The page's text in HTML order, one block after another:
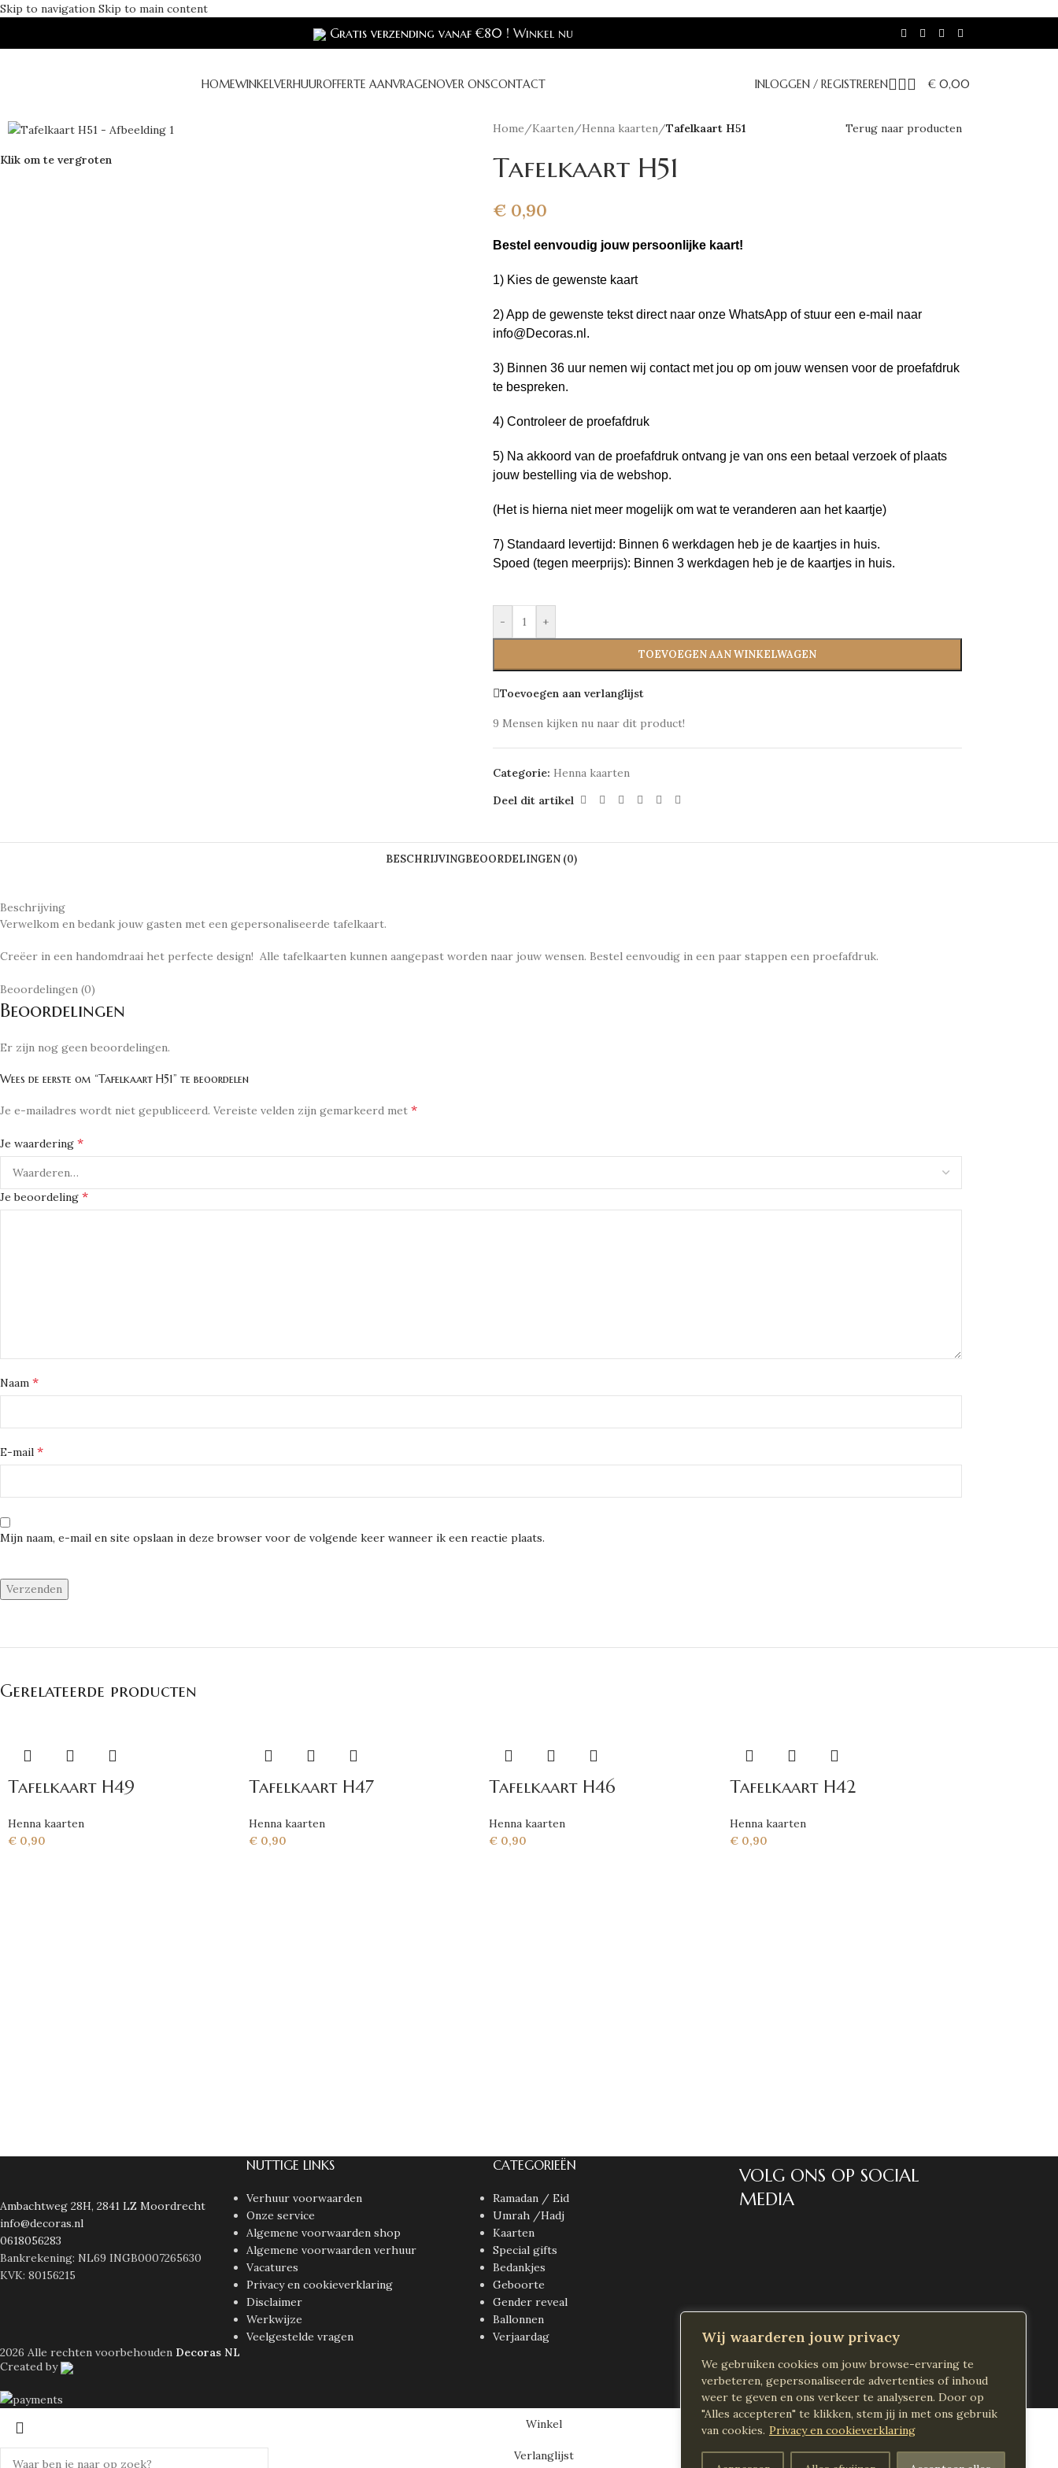
Wij waarderen jouw privacy
We gebruiken cookies om jouw browse-ervaring te
verbeteren, gepersonaliseerde advertenties of inhoud
weer te geven en ons verkeer te analyseren. Door op
"Alles accepteren" te klikken, stem jij in met ons gebruik
van cookies. Privacy en cookieverklaring
Skip to navigation Skip to main content
Gratis verzending vanaf €80 ! Winkel nu
HOMEWINKELVERHUUROFFERTE AANVRAGENOVER ONSCONTACT INLOGGEN / REGISTREREN € 0,00
Klik om te vergroten
Home/Kaarten/Henna kaarten/Tafelkaart H51 Terug naar producten
Tafelkaart H51
€0,90
Bestel eenvoudig jouw persoonlijke kaart!
1) Kies de gewenste kaart
2) App de gewenste tekst direct naar onze WhatsApp of stuur een e-mail naar
info@Decoras.nl.
3) Binnen 36 uur nemen wij contact met jou op om jouw wensen voor de proefafdruk
te bespreken.
4) Controleer de proefafdruk
5) Na akkoord van de proefafdruk ontvang je van ons een betaal verzoek of plaats
jouw bestelling via de webshop.
(Het is hierna niet meer mogelijk om wat te veranderen aan het kaartje)
7) Standaard levertijd: Binnen 6 werkdagen heb je de kaartjes in huis.
Spoed (tegen meerprijs): Binnen 3 werkdagen heb je de kaartjes in huis.
- +
TOEVOEGEN AAN WINKELWAGEN
Toevoegen aan verlanglijst
9 Mensen kijken nu naar dit product!
Categorie: Henna kaarten
Deel dit artikel
BESCHRIJVINGBEOORDELINGEN (0)
Beschrijving
Verwelkom en bedank jouw gasten met een gepersonaliseerde tafelkaart.
Creëer in een handomdraai het perfecte design! Alle tafelkaarten kunnen aangepast worden naar jouw wensen. Bestel eenvoudig in een paar stappen een proefafdruk.
Beoordelingen (0)
Beoordelingen
Er zijn nog geen beoordelingen.
Wees de eerste om “Tafelkaart H51” te beoordelen
Je e-mailadres wordt niet gepubliceerd. Vereiste velden zijn gemarkeerd met *
Je waardering *
Je beoordeling *
Naam *
E-mail *
Mijn naam, e-mail en site opslaan in deze browser voor de volgende keer wanneer ik een reactie plaats.
Gerelateerde producten
Tafelkaart H49
Henna kaarten
€ 0,90
Tafelkaart H47
Henna kaarten
€0,90
Tafelkaart H46
Henna kaarten
€ 0,90
Tafelkaart H42
Henna kaarten
€0,90
Ambachtweg 28H, 2841 LZ Moordrecht
info@decoras.nl
0618056283
Bankrekening: NL69 INGB0007265630
KVK: 80156215
NUTTIGE LINKS
Verhuur voorwaarden
Onze service
Algemene voorwaarden shop
Algemene voorwaarden verhuur
Vacatures
Privacy en cookieverklaring
Disclaimer
Werkwijze
Veelgestelde vragen
CATEGORIEËN
Ramadan / Eid
Umrah /Hadj
Kaarten
Special gifts
Bedankjes
Geboorte
Gender reveal
Ballonnen
Verjaardag
VOLG ONS OP SOCIAL
MEDIA
2026 Alle rechten voorbehouden Decoras NL
Created by
Winkel
Verlanglijst